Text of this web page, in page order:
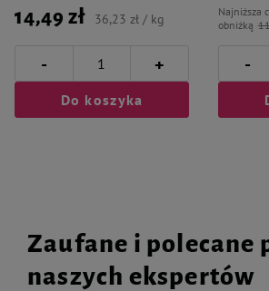
14,49 zł 36,23 zł / kg
- +
Do koszyka
Najniższa
obniżką
-
Zaufane i polecane
naszych ekspertów